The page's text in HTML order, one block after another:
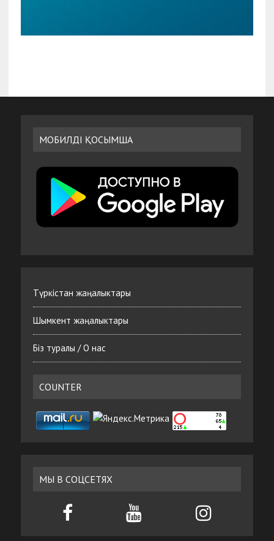
МОБИЛДІ ҚОСЫМША
Түркістан жаңалыктары
Шымкент жаңалыктары
Біз туралы / О нас
COUNTER
МЫ В СОЦСЕТЯХ